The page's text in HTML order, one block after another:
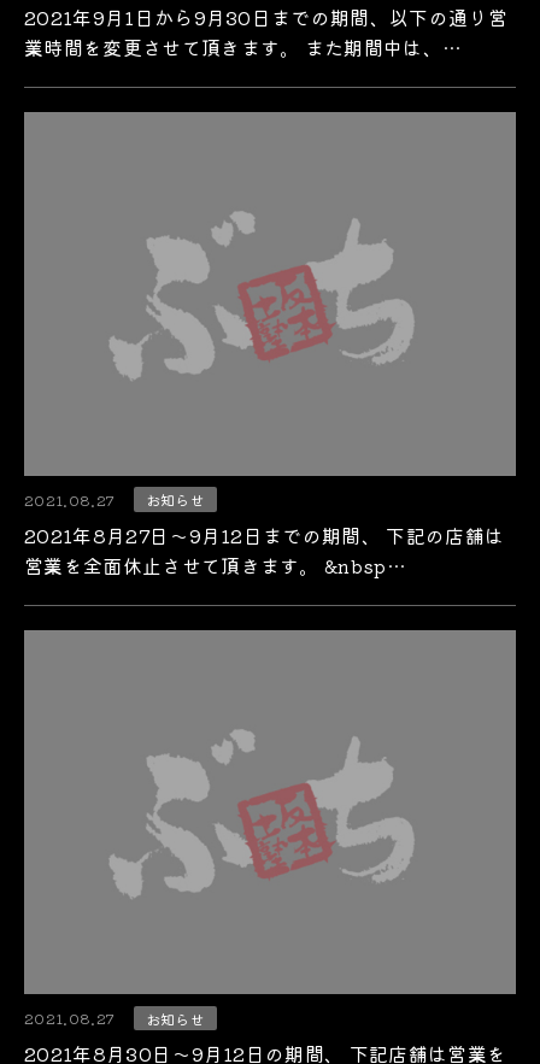
2021年9月1日から9月30日までの期間、以下の通り営
業時間を変更させて頂きます。 また期間中は、…
2021.08.27 お知らせ
2021年8月27日～9月12日までの期間、 下記の店舗は
営業を全面休止させて頂きます。 &nbsp…
2021.08.27 お知らせ
2021年8月30日～9月12日の期間、 下記店舗は営業を